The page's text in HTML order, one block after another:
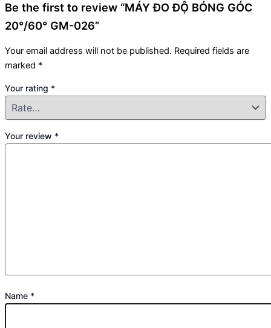
Be the first to review “MÁY ĐO ĐỘ BÓNG GÓC
20°/60° GM-026”
Your email address will not be published. Required fields are
marked *
Your rating *
Your review *
Name *